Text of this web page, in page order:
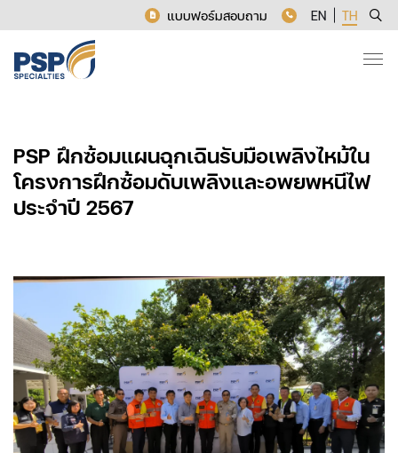
แบบฟอร์มสอบถาม EN TH
PSP ฝึกซ้อมแผนฉุกเฉินรับมือเพลิงไหม้ใน
โครงการฝึกซ้อมดับเพลิงและอพยพหนีไฟ
ประจำปี 2567